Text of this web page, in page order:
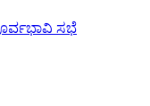
ಸಭೆ